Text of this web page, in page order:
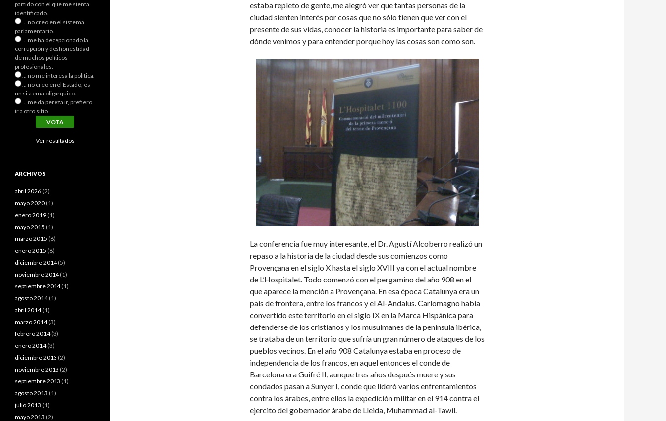
estaba repleto de gente, me alegró ver que tantas personas de la
ciudad sienten interés por cosas que no sólo tienen que ver con el
presente de sus vidas, conocer la historia es importante para saber de
dónde venimos y para entender porque hoy las cosas son como son.
La conferencia fue muy interesante, el Dr. Agustí Alcoberro realizó un
repaso a la historia de la ciudad desde sus comienzos como
Provençana en el siglo X hasta el siglo XVIII ya con el actual nombre
de L’Hospitalet. Todo comenzó con el pergamino del año 908 en el
que aparece la mención a Provençana. En esa época Catalunya era un
país de frontera, entre los francos y el Al-Andalus. Carlomagno había
convertido este territorio en el siglo IX en la Marca Hispánica para
defenderse de los cristianos y los musulmanes de la península ibérica,
se trataba de un territorio que sufría un gran número de ataques de los
pueblos vecinos. En el año 908 Catalunya estaba en proceso de
independencia de los francos, en aquel entonces el conde de
Barcelona era Guifré II, aunque tres años después muere y sus
condados pasan a Sunyer I, conde que lideró varios enfrentamientos
contra los árabes, entre ellos la expedición militar en el 914 contra el
ejercito del gobernador árabe de Lleida, Muhammad al-Tawil.
partido con el que me sienta
identificado.
... no creo en el sistema
parlamentario.
... me ha decepcionado la
corrupción y deshonestidad
de muchos políticos
profesionales.
... no me interesa la política.
... no creo en el Estado, es
un sistema oligárquico.
... me da pereza ir, prefiero
ir a otro sitio
Ver resultados
ARCHIVOS
abril 2026 (2)
mayo 2020 (1)
enero 2019 (1)
mayo 2015 (1)
marzo 2015 (6)
enero 2015 (8)
diciembre 2014(5)
noviembre 2014(1)
septiembre 2014(1)
agosto 2014(1)
abril 2014(1)
marzo 2014(3)
febrero 2014(3)
enero 2014(3)
diciembre 2013 (2)
noviembre 2013 (2)
septiembre 2013 (1)
agosto 2013 (1)
julio 2013 (1)
mayo 2013 (2)